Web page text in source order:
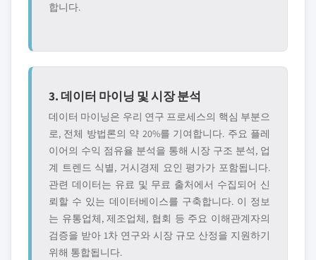
합니다.
3. 데이터 마이닝 및 시장 분석
데이터 마이닝은 우리 연구 프로세스의 핵심 부분으
로, 전체 방법론의 약 20%를 기여합니다. 주요 플레
이어의 수익 점유율 분석을 통해 시장 구조 분석, 업
계 트렌드 식별, 거시경제 요인 평가가 포함됩니다.
관련 데이터는 유료 및 무료 출처에서 수집되어 신
뢰할 수 있는 데이터베이스를 구축합니다. 이 정보
는 유통업체, 제조업체, 협회 등 주요 이해관계자의
검증을 받아 1차 연구와 시장 규모 산정을 지원하기
위해 통합됩니다.